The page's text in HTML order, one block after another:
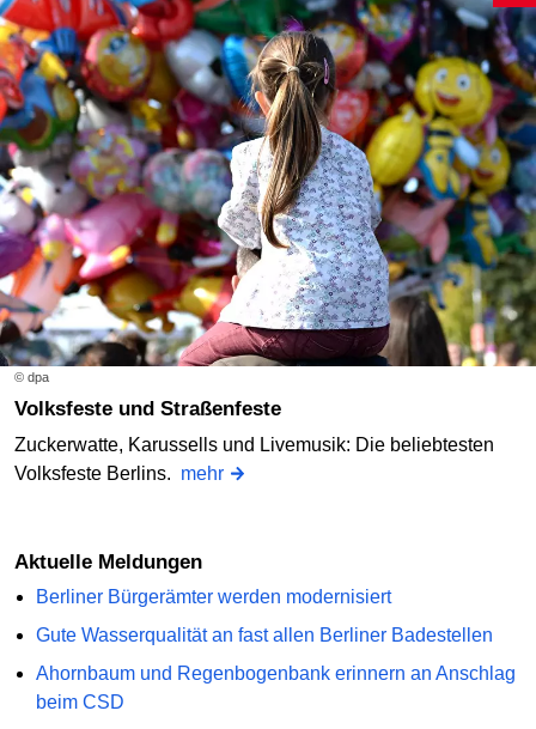
© dpa
Volksfeste und Straßenfeste
Zuckerwatte, Karussells und Livemusik: Die beliebtesten
Volksfeste Berlins. mehr
Aktuelle Meldungen
Berliner Bürgerämter werden modernisiert
Gute Wasserqualität an fast allen Berliner Badestellen
Ahornbaum und Regenbogenbank erinnern an Anschlag
beim CSD